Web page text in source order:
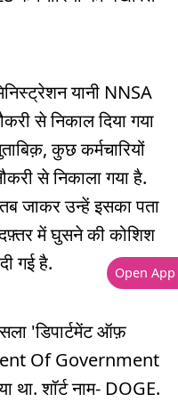
यानी NNSA
से निकाल दिया गया
कुछ कर्मचारियों
से निकाला गया है.
जाकर उन्हें इसका पता
में घुसने की कोशिश
गई है.
'डिपार्टमेंट ऑफ़
Of Government
शॉर्ट नाम- DOGE.
Open App